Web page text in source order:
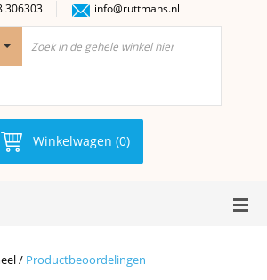
306303 info@ruttmans.nl
Winkelwagen (0)
/ Productbeoordelingen